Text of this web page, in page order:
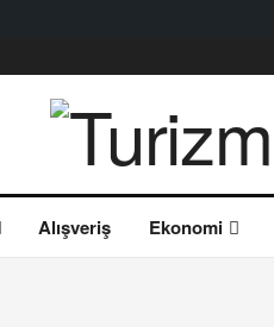
Alışveriş Ekonomi